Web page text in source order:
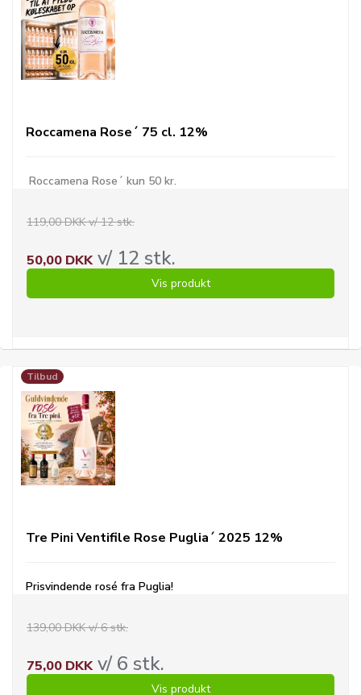
Roccamena Rose´ 75 cl. 12%
Roccamena Rose´ kun 50 kr.
119,00 DKK v/ 12 stk.
50,00 DKKv/ 12 stk.
Vis produkt
Tilbud
Tre Pini Ventifile Rose Puglia´ 2025 12%
Prisvindende rosé fra Puglia!
139,00 DKK v/ 6 stk.
75,00 DKKv/ 6 stk.
Vis produkt